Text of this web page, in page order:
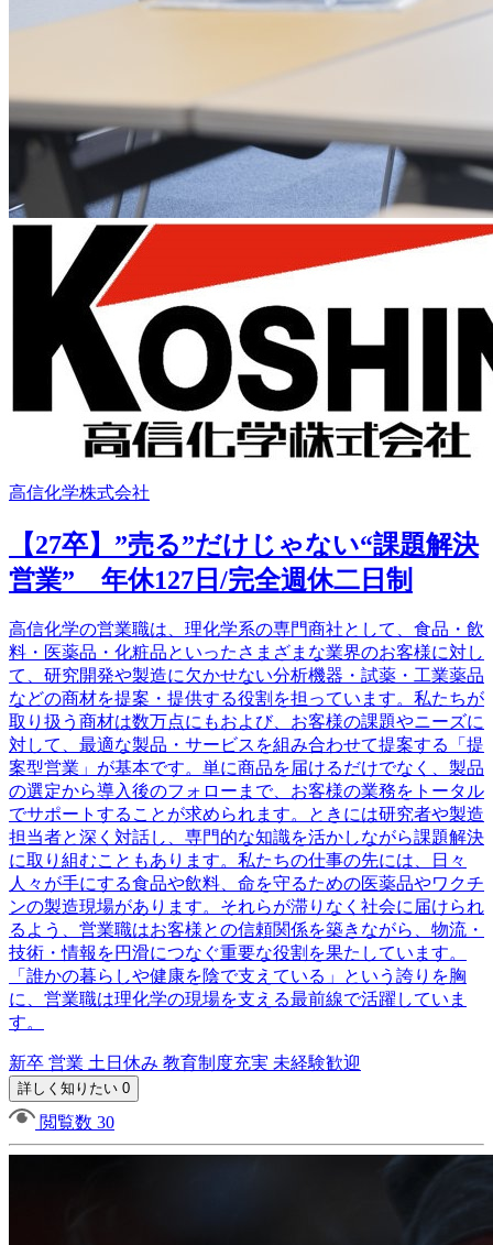
高信化学株式会社
【27卒】”売る”だけじゃない“課題解決
営業” 年休127日/完全週休二日制
高信化学の営業職は、理化学系の専門商社として、食品・飲
料・医薬品・化粧品といったさまざまな業界のお客様に対し
て、研究開発や製造に欠かせない分析機器・試薬・工業薬品
などの商材を提案・提供する役割を担っています。私たちが
取り扱う商材は数万点にもおよび、お客様の課題やニーズに
対して、最適な製品・サービスを組み合わせて提案する「提
案型営業」が基本です。単に商品を届けるだけでなく、製品
の選定から導入後のフォローまで、お客様の業務をトータル
でサポートすることが求められます。ときには研究者や製造
担当者と深く対話し、専門的な知識を活かしながら課題解決
に取り組むこともあります。私たちの仕事の先には、日々
人々が手にする食品や飲料、命を守るための医薬品やワクチ
ンの製造現場があります。それらが滞りなく社会に届けられ
るよう、営業職はお客様との信頼関係を築きながら、物流・
技術・情報を円滑につなぐ重要な役割を果たしています。
「誰かの暮らしや健康を陰で支えている」という誇りを胸
に、営業職は理化学の現場を支える最前線で活躍していま
す。
新卒 営業 土日休み 教育制度充実 未経験歓迎
詳しく知りたい 0
閲覧数 30